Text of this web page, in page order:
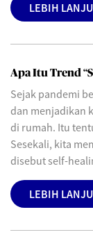
LEBIH
Apa Itu Trend
Sejak pandemi
dan menjadikan
di rumah. Itu
Sesekali, kita
disebut self-
LEBIH